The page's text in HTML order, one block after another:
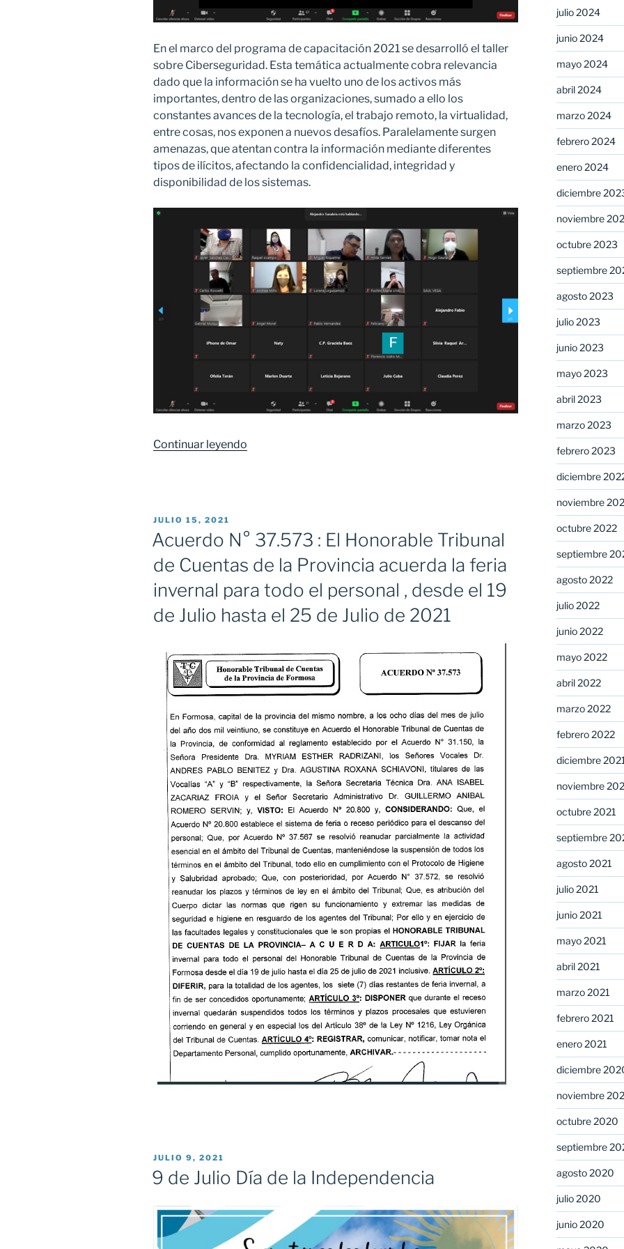
En el marco del programa de capacitación 2021 se desarrolló el taller
sobre Ciberseguridad. Esta temática actualmente cobra relevancia
dado que la información se ha vuelto uno de los activos más
importantes, dentro de las organizaciones, sumado a ello los
constantes avances de la tecnología, el trabajo remoto, la virtualidad,
entre cosas, nos exponen a nuevos desafíos. Paralelamente surgen
amenazas, que atentan contra la información mediante diferentes
tipos de ilícitos, afectando la confidencialidad, integridad y
disponibilidad de los sistemas.
Continuar leyendo
dictó
un
importante
sobre
Ciberseguridad»
PUBLICADO
EL
JULIO 15, 2021
Acuerdo N° 37.573 : El Honorable Tribunal
de Cuentas de la Provincia acuerda la feria
invernal para todo el personal , desde el 19
de Julio hasta el 25 de Julio de 2021
PUBLICADO
EL
JULIO 9, 2021
9 de Julio Día de la Independencia
julio 2024
junio 2024
mayo 2024
abril 2024
marzo 2024
febrero 2024
enero 2024
diciembre
noviembre
octubre 2023
septiembre
agosto 2023
julio 2023
junio 2023
mayo 2023
abril 2023
marzo 2023
febrero 2023
diciembre
noviembre
octubre 2022
septiembre
agosto 2022
julio 2022
junio 2022
mayo 2022
abril 2022
marzo 2022
febrero 2022
diciembre 2021
noviembre
octubre 2021
septiembre
agosto 2021
julio 2021
junio 2021
mayo 2021
abril 2021
marzo 2021
febrero 2021
enero 2021
diciembre
noviembre
octubre 2020
septiembre
agosto 2020
julio 2020
junio 2020